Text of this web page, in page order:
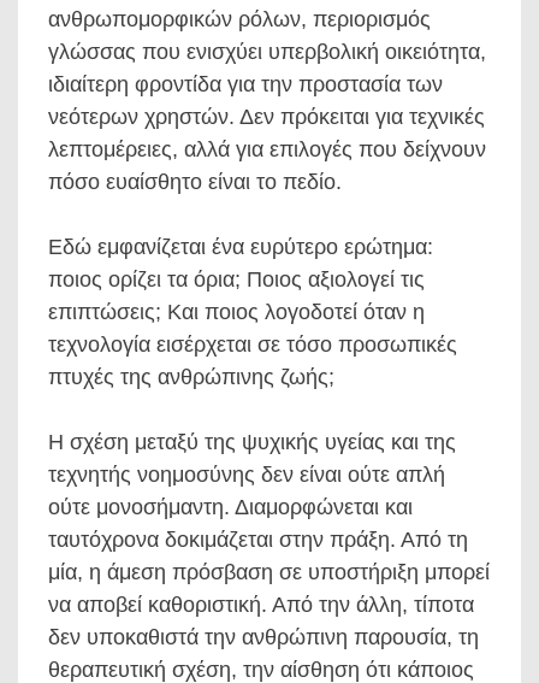
ανθρωπομορφικών ρόλων, περιορισμός
γλώσσας που ενισχύει υπερβολική οικειότητα,
ιδιαίτερη φροντίδα για την προστασία των
νεότερων χρηστών. Δεν πρόκειται για τεχνικές
λεπτομέρειες, αλλά για επιλογές που δείχνουν
πόσο ευαίσθητο είναι το πεδίο.
Εδώ εμφανίζεται ένα ευρύτερο ερώτημα:
ποιος ορίζει τα όρια; Ποιος αξιολογεί τις
επιπτώσεις; Και ποιος λογοδοτεί όταν η
τεχνολογία εισέρχεται σε τόσο προσωπικές
πτυχές της ανθρώπινης ζωής;
Η σχέση μεταξύ της ψυχικής υγείας και της
τεχνητής νοημοσύνης δεν είναι ούτε απλή
ούτε μονοσήμαντη. Διαμορφώνεται και
ταυτόχρονα δοκιμάζεται στην πράξη. Από τη
μία, η άμεση πρόσβαση σε υποστήριξη μπορεί
να αποβεί καθοριστική. Από την άλλη, τίποτα
δεν υποκαθιστά την ανθρώπινη παρουσία, τη
θεραπευτική σχέση, την αίσθηση ότι κάποιος